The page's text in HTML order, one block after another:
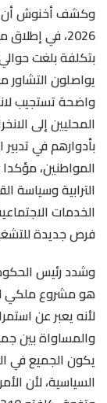
وكشف أخنوش أن
يواصلون التشاور
واضحة تستجيب
المحليين إلى
بأدوارهم في
المواطنين، مؤكدا
الترابية وسياسة
الخدمات
فرص جديدة
وشدد رئيس
هو مشروع ملكي
لأنه يعبر عن
والمساواة بين
يكون الجميع في
السياسية، لأن